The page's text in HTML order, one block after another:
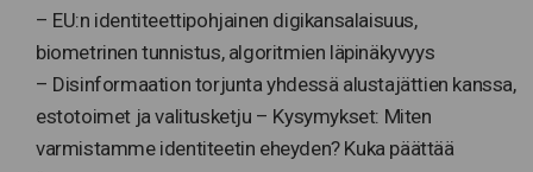
– EU:n identiteettipohjainen digikansalaisuus,
biometrinen tunnistus, algoritmien läpinäkyvyys
– Disinformaation torjunta yhdessä alustajättien kanssa,
estotoimet ja valitusketju – Kysymykset: Miten
varmistamme identiteetin eheyden? Kuka päättää